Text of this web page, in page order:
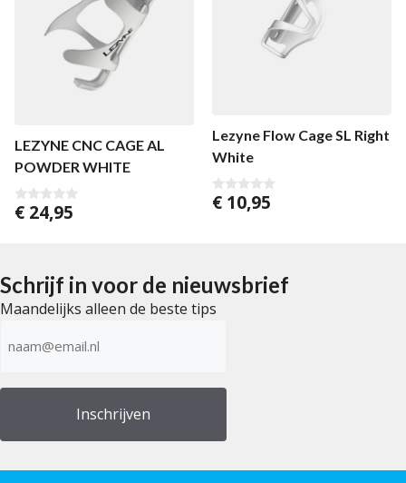
LEZYNE CNC CAGE AL
POWDER WHITE
0
v
€ 24,95
Lezyne Flow Cage SL Right
White
0
v
€ 10,95
Schrijf in voor de nieuwsbrief
Maandelijks alleen de beste tips
mailadres